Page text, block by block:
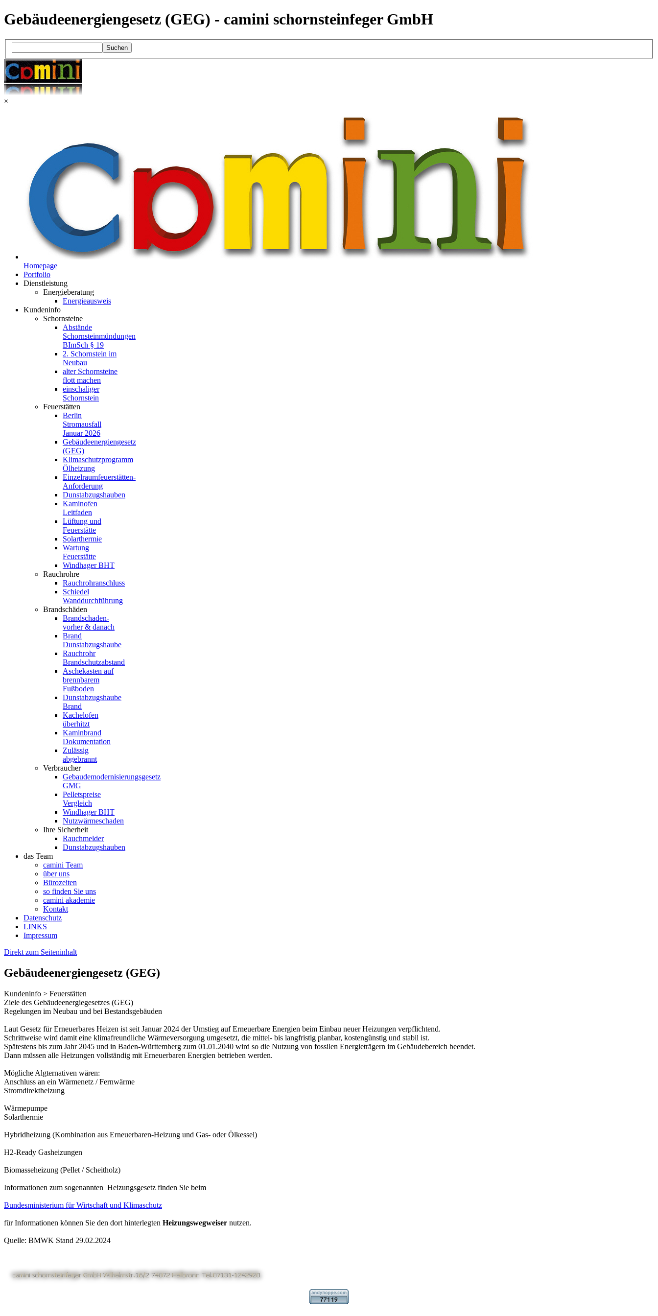
Gebäudeenergiengesetz (GEG) - camini schornsteinfeger GmbH
Suchen
×
Homepage
Portfolio
Dienstleistung
Energieberatung
Energieausweis
Kundeninfo
Schornsteine
Abstände
Schornsteinmündungen
BImSch § 19
2. Schornstein im
Neubau
alter Schornsteine
flott machen
einschaliger
Schornstein
Feuerstätten
Berlin
Stromausfall
Januar 2026
Gebäudeenergiengesetz
(GEG)
Klimaschutzprogramm
Ölheizung
Einzelraumfeuerstätten-
Anforderung
Dunstabzugshauben
Kaminofen
Leitfaden
Lüftung und
Feuerstätte
Solarthermie
Wartung
Feuerstätte
Windhager BHT
Rauchrohre
Rauchrohranschluss
Schiedel
Wanddurchführung
Brandschäden
Brandschaden-
vorher & danach
Brand
Dunstabzugshaube
Rauchrohr
Brandschutzabstand
Aschekasten auf
brennbarem
Fußboden
Dunstabzugshaube
Brand
Kachelofen
überhitzt
Kaminbrand
Dokumentation
Zulässig
abgebrannt
Verbraucher
Gebaudemodernisierungsgesetz
GMG
Pelletspreise
Vergleich
Windhager BHT
Nutzwärmeschaden
Ihre Sicherheit
Rauchmelder
Dunstabzugshauben
das Team
camini Team
über uns
Bürozeiten
so finden Sie uns
camini akademie
Kontakt
Datenschutz
LINKS
Impressum
Direkt zum Seiteninhalt
Gebäudeenergiengesetz (GEG)
Kundeninfo > Feuerstätten
Ziele des Gebäudeenergiegesetzes (GEG)
Regelungen im Neubau und bei Bestandsgebäuden
Laut Gesetz für Erneuerbares Heizen ist seit Januar 2024 der Umstieg auf Erneuerbare Energien beim Einbau neuer Heizungen verpflichtend.
Schrittweise wird damit eine klimafreundliche Wärmeversorgung umgesetzt, die mittel- bis langfristig planbar, kostengünstig und stabil ist.
Spätestens bis zum Jahr 2045 und in Baden-Württemberg zum 01.01.2040 wird so die Nutzung von fossilen Energieträgern im Gebäudebereich beendet.
Dann müssen alle Heizungen vollständig mit Erneuerbaren Energien betrieben werden.
Mögliche Algternativen wären:
Anschluss an ein Wärmenetz / Fernwärme
Stromdirektheizung
Wärmepumpe
Solarthermie
Hybridheizung (Kombination aus Erneuerbaren-Heizung und Gas- oder Ölkessel)
H2-Ready Gasheizungen
Biomasseheizung (Pellet / Scheitholz)
Informationen zum sogenannten Heizungsgesetz finden Sie beim
Bundesministerium für Wirtschaft und Klimaschutz
für Informationen können Sie den dort hinterlegten Heizungswegweiser nutzen.
Quelle: BMWK Stand 29.02.2024